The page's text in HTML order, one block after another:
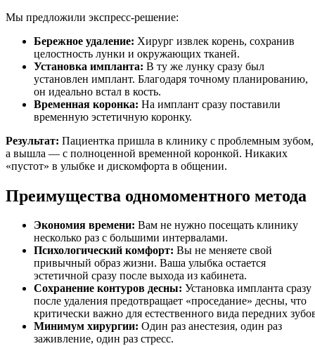
Мы предложили экспресс-решение:
Бережное удаление: Хирург извлек корень, сохранив
целостность лунки и окружающих тканей.
Установка импланта: В ту же лунку сразу был
установлен имплант. Благодаря точному планированию,
он идеально встал в кость.
Временная коронка: На имплант сразу поставили
временную эстетичную коронку.
Результат: Пациентка пришла в клинику с проблемным зубом,
а вышла — с полноценной временной коронкой. Никаких
«пустот» в улыбке и дискомфорта в общении.
Преимущества одномоментного метода
Экономия времени: Вам не нужно посещать клинику
несколько раз с большими интервалами.
Психологический комфорт: Вы не меняете свой
привычный образ жизни. Ваша улыбка остается
эстетичной сразу после выхода из кабинета.
Сохранение контуров десны: Установка импланта сразу
после удаления предотвращает «проседание» десны, что
критически важно для естественного вида передних
Минимум хирургии: Один раз анестезия, один раз
заживление, один раз стресс.